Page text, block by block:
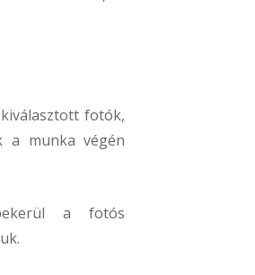
fotók,
a munka végén
a fotós